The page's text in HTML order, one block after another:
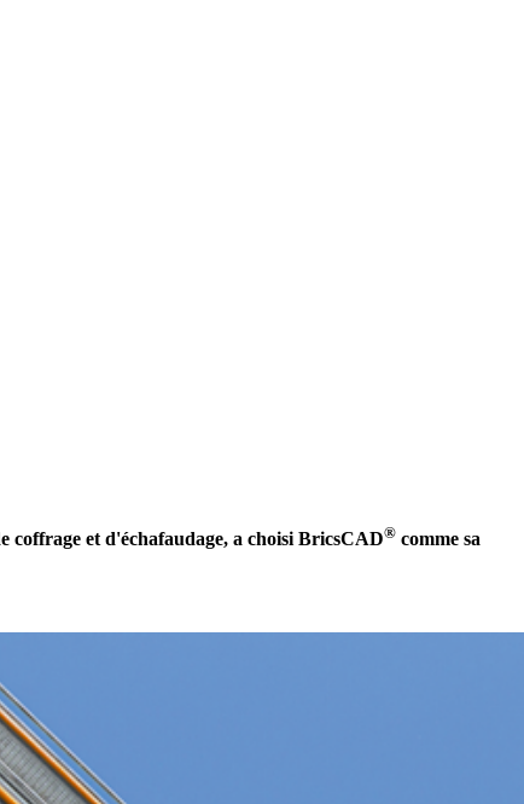
coffrage et d'échafaudage, a choisi BricsCAD® comme sa